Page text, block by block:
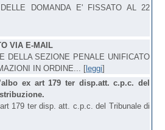
DOMANDA E' FISSATO AL 22
VIA E-MAIL
DELLA SEZIONE PENALE UNIFICATO
IN ORDINE... [leggi]
ex art 179 ter disp.att. c.p.c. del
179 ter disp. att. c.p.c. del Tribunale di